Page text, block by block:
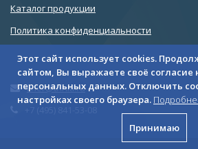
Этот сайт использует cookies.
сайтом, Вы выражаете своё согласие
персональных данных. Отключить
настройках своего браузера.
Принимаю
Каталог продукции
Политика конфиденциальности
liner@triniti.ru